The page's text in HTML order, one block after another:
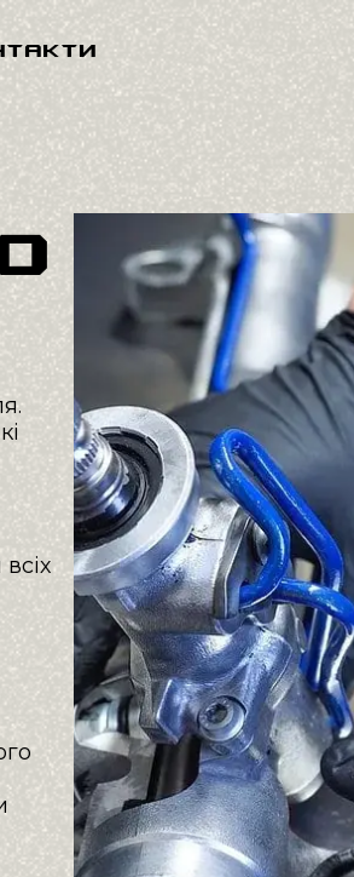
Полірування
Перетяжка сидінь та елементів
салону
Покриття Антидощ
Професійна хімчистка
Кирамічне покриття кузова
Автосвітло